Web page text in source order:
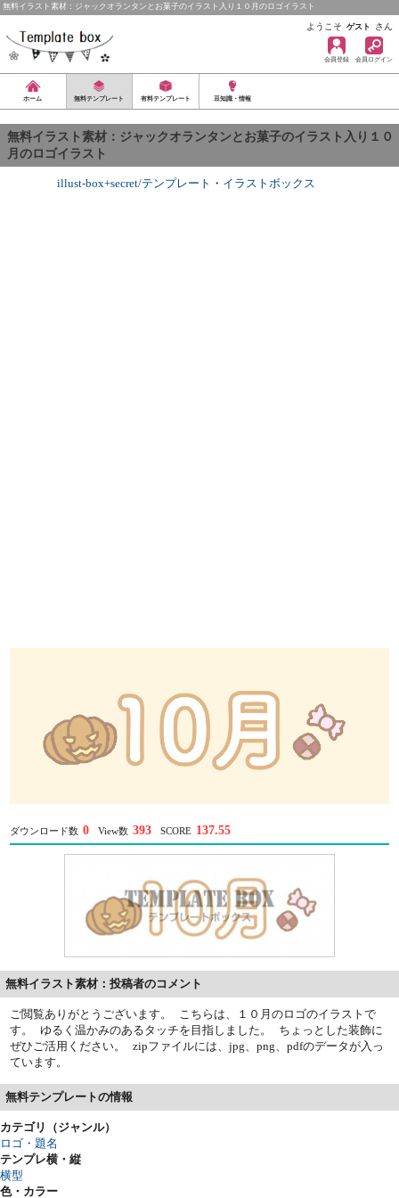
無料イラスト素材：ジャックオランタンとお菓子のイラスト入り１０月のロゴイラスト
ようこそ ゲスト さん
会員登録 会員ログイン
ホーム 無料テンプレート 有料テンプレート 豆知識・情報
無料イラスト素材：ジャックオランタンとお菓子のイラスト入り１０
月のロゴイラスト
illust-box+secret/テンプレート ・ イラストボックス
ダウンロード数 0 View数 393 SCORE 137.55
無料イラスト素材：投稿者のコメント
ご閲覧ありがとうございます。 こちらは、１０月のロゴのイラストで
す。 ゆるく温かみのあるタッチを目指しました。 ちょっとした装飾に
ぜひご活用ください。 zipファイルには、jpg、png、pdfのデータが入っ
ています。
無料テンプレートの情報
カテゴリ（ジャンル）
ロゴ・題名
テンプレ横・縦
横型
色・カラー